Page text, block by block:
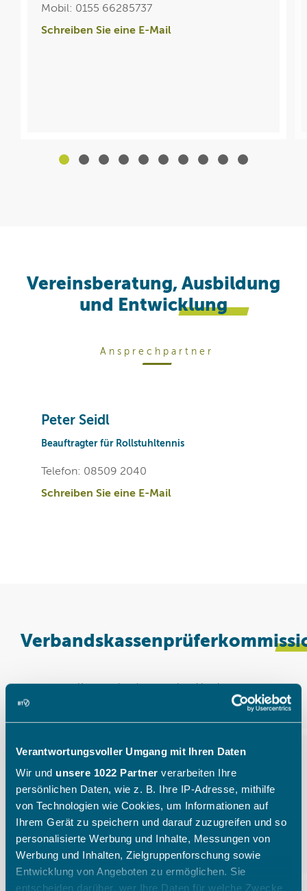
Verantwortungsvoller Umgang mit Ihren Daten
Wir und unsere 1022 Partner verarbeiten Ihre
persönlichen Daten, wie z. B. Ihre IP-Adresse, mithilfe
von Technologien wie Cookies, um Informationen auf
Ihrem Gerät zu speichern und darauf zuzugreifen und so
personalisierte Werbung und Inhalte, Messungen von
Werbung und Inhalten, Zielgruppenforschung sowie
Entwicklung von Angeboten zu ermöglichen. Sie
entscheiden darüber, wer Ihre Daten für welche Zwecke
Mobil: 0155 66285737
Schreiben Sie eine E-Mail
Vereinsberatung, Ausbildung
und
Entwicklung
Ansprechpartner
Peter Seidl
Beauftragter für Rollstuhltennis
Telefon: 08509 2040
Schreiben Sie eine E-Mail
Verbandskassenprü
Thomas Ostermeier
Telefon: 09421 831060
Mobil: 0172 7547989
Schreiben Sie eine E-Mail